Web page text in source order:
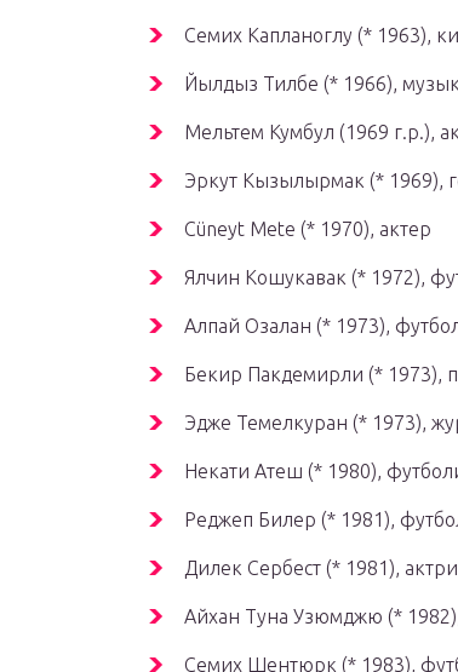
Семих Капланоглу (* 1963),
Йылдыз Тилбе (* 1966),
Мельтем Кумбул (1969 г.р.),
Эркут Кызылырмак (* 1969),
Cüneyt Mete (* 1970), актер
Ялчин Кошукавак (* 1972),
Алпай Озалан (* 1973),
Бекир Пакдемирли (* 1973),
Эдже Темелкуран (* 1973),
Некати Атеш (* 1980),
Реджеп Билер (* 1981),
Дилек Сербест (* 1981),
Айхан Туна Узюмджю (*
Семих Шентюрк (* 1983),